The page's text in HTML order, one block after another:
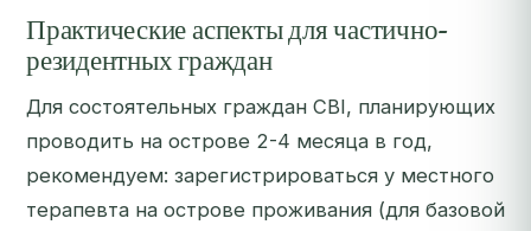
Практические аспекты для частично-
резидентных граждан
Для состоятельных граждан CBI, планирующих
проводить на острове 2-4 месяца в год,
рекомендуем: зарегистрироваться у местного
терапевта на острове проживания (для базовой